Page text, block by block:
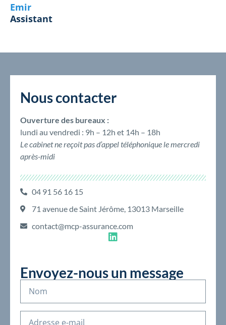
Emir
Assistant
Envoyez-nous un message
Nous contacter
Ouverture des bureaux :
lundi au vendredi : 9h – 12h et 14h – 18h
Le cabinet ne reçoit pas d’appel téléphonique le mercredi
après-midi
04 91 56 16 15
71 avenue de Saint Jérôme, 13013 Marseille
contact@mcp-assurance.com